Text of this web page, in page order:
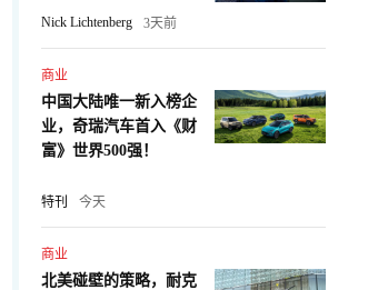
Nick Lichtenberg 3天前
商业
中国大陆唯一新入榜企
业，奇瑞汽车首入《财
富》世界500强！
特刊 今天
商业
北美碰壁的策略，耐克